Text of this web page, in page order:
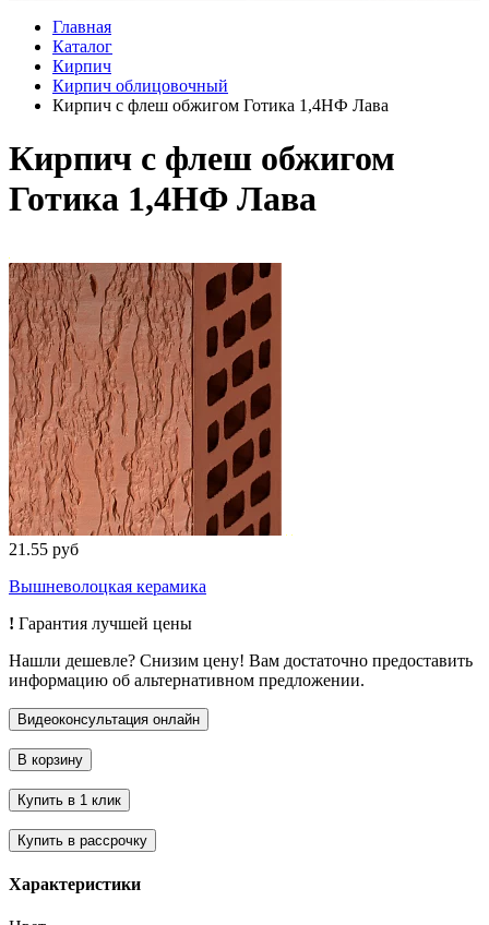
Главная
Каталог
Кирпич
Кирпич облицовочный
Кирпич с флеш обжигом Готика 1,4НФ Лава
Кирпич с флеш обжигом
Готика 1,4НФ Лава
21.55 руб
Вышневолоцкая керамика
! Гарантия лучшей цены
Нашли дешевле? Снизим цену! Вам достаточно предоставить
информацию об альтернативном предложении.
Характеристики